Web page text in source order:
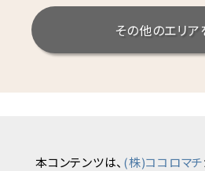
その他のエリア
本コンテンツは、 (株)ココロマチ